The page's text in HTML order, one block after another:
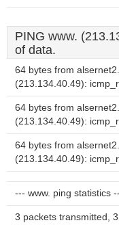
PING www.
of data.
64 bytes from
(213.134.40.49):
64 bytes from
(213.134.40.49):
64 bytes from
(213.134.40.49):
--- www. ping statistics
3 packets transmitted,